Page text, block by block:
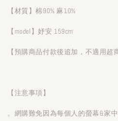
【材質】棉90% 麻10%
【model】妤安 159cm
【預購商品付款後追加，不適用超
【注意事項】
。網購難免因為每個人的螢幕&家